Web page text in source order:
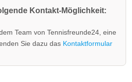
Kontakt-Möglichkeit:
Team von Tennisfreunde24, eine
Sie dazu das Kontaktformular